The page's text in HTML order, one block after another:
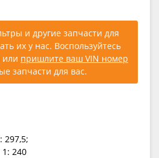
и другие запчасти для
их у нас. Воспользуйтесь
или пришлите ваш VIN номер
запчасти для вас.
240